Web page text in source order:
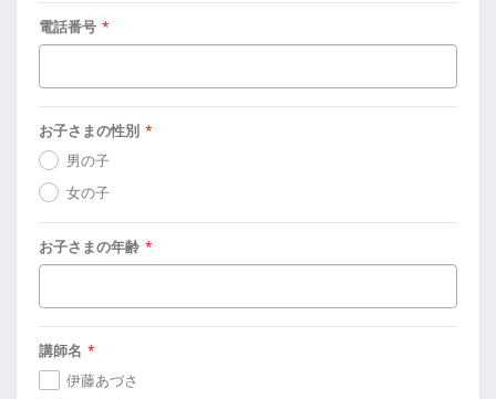
電話番号 *
お子さまの性別 *
男の子
女の子
お子さまの年齢 *
講師名 *
伊藤あづさ